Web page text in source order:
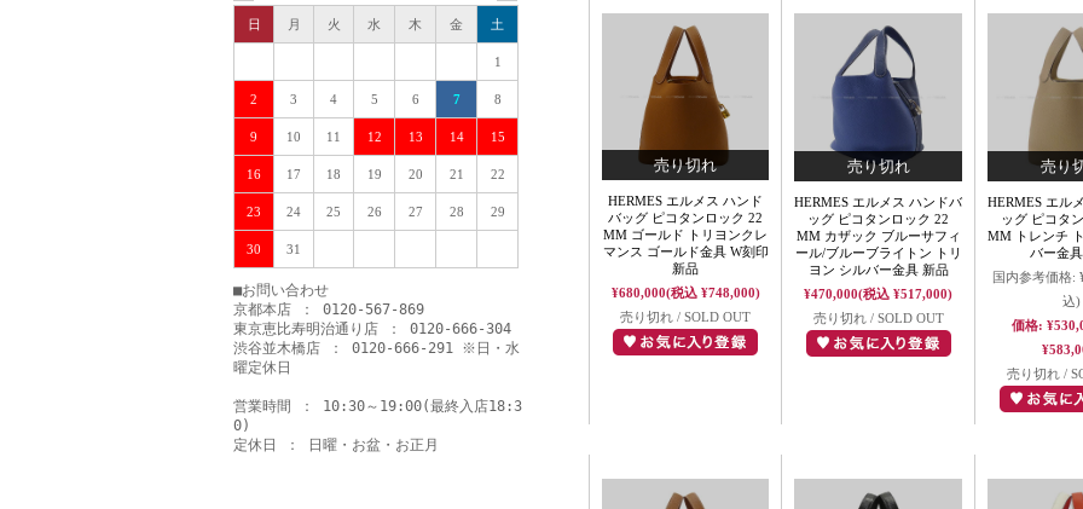
HERMES エルメス ハンド
バッグ ピコタンロック 22
MM ゴールド トリヨンクレ
マンス ゴールド金具 W刻印
新品
¥680,000(税込 ¥748,000)
売り切れ / SOLD OUT
HERMES エルメス ハンドバ
ッグ ピコタンロック 22
MM カザック ブルーサフィ
ール/ブルーブライトン トリ
ヨン シルバー金具 新品
¥470,000(税込 ¥517,000)
売り切れ / SOLD OUT
HERMES エル
ッグ ピコタ
MM トレンチ
バー金
国内参考価格:
込)
価格:
売り切れ /
日 月 火 水 木 金 土
1
2 3 4 5 6 7 8
9 10 11 12 13 14 15
16 17 18 19 20 21 22
23 24 25 26 27 28 29
30 31
■お問い合わせ
京都本店 ： 0120-567-869
東京恵比寿明治通り店 ： 0120-666-304
渋谷並木橋店 ： 0120-666-291 ※日・水
曜定休日
営業時間 ： 10:30～19:00(最終入店18:3
0)
定休日 ： 日曜・お盆・お正月